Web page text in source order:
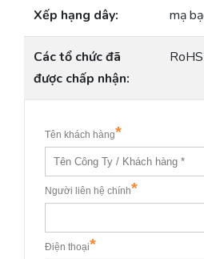
Xếp hạng dây:
mạ
Các tổ chức đã
được chấp nhận: